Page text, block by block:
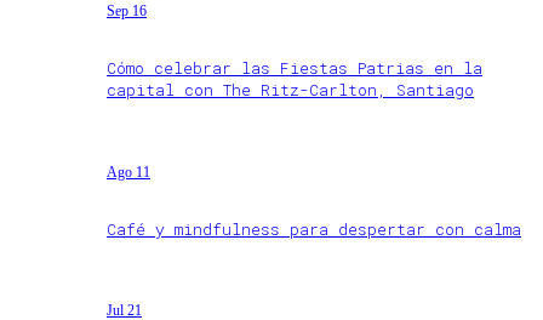
Sep 16
Cómo celebrar las Fiestas Patrias en la
capital con The Ritz-Carlton, Santiago
Ago 11
Café y mindfulness para despertar con calma
Jul 21